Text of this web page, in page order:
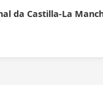
da Castilla-La